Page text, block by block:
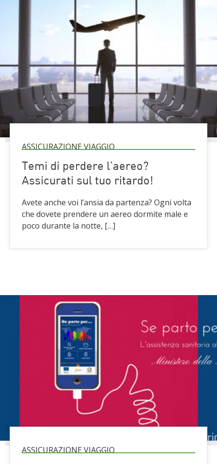
ASSICURAZIONE VIAGGIO
Temi di perdere l’aereo?
Assicurati sul tuo ritardo!
Avete anche voi l’ansia da partenza? Ogni volta
che dovete prendere un aereo dormite male e
poco durante la notte, […]
ASSICURAZIONE VIAGGIO